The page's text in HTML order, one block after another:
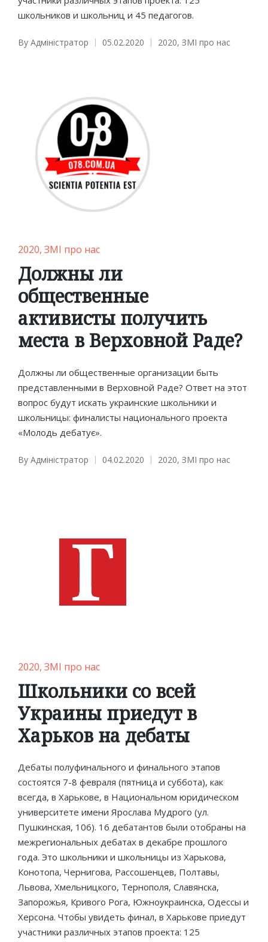
школьников и школьниц и 45 педагогов.
Posted
By Адміністратор 05.02.2020
Posted
2020, ЗМІ про нас
Posted
in
2020 ЗМІ про нас
Должны ли
общественные
активисты получить
места в Верховной Раде?
Должны ли общественные организации быть
представленными в Верховной Раде? Ответ на этот
вопрос будут искать украинские школьники и
школьницы: финалисты национального проекта
«Молодь дебатує».
Posted
By Адміністратор 04.02.2020
Posted
2020, ЗМІ про нас
Posted
in
2020 ЗМІ про нас
Школьники со всей
Украины приедут в
Харьков на дебаты
Дебаты полуфинального и финального этапов
состоятся 7-8 февраля (пятница и суббота), как
всегда, в Харькове, в Национальном юридическом
университете имени Ярослава Мудрого (ул.
Пушкинская, 106). 16 дебатантов были отобраны на
межрегиональных дебатах в декабре прошлого
года. Это школьники и школьницы из Харькова,
Конотопа, Чернигова, Рассошенцев, Полтавы,
Львова, Хмельницкого, Тернополя, Славянска,
Запорожья, Кривого Рога, Южноукраинска, Одессы и
Херсона. Чтобы увидеть финал, в Харькове приедут
участники различных этапов проекта: 125